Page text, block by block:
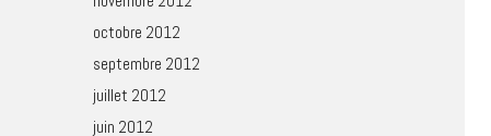
octobre 2012
septembre 2012
juillet 2012
juin 2012